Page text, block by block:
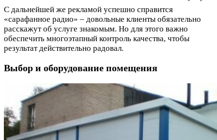
С дальнейшей же рекламой успешно справится
«сарафанное радио» – довольные клиенты обязательно
расскажут об услуге знакомым. Но для этого важно
обеспечить многоэтапный контроль качества, чтобы
результат действительно радовал.
Выбор и оборудование помещения